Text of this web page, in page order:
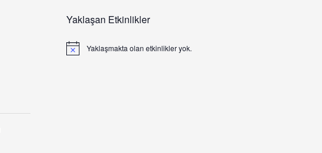
Yaklaşan Etkinlikler
Yaklaşmakta olan etkinlikler yok.